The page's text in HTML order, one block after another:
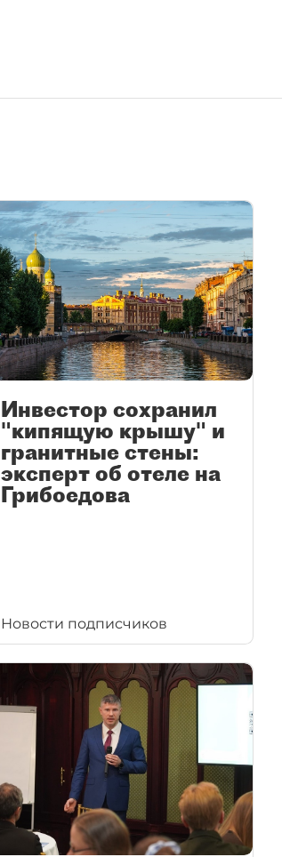
Инвестор сохранил
"кипящую крышу" и
гранитные стены:
эксперт об отеле на
Грибоедова
Новости подписчиков